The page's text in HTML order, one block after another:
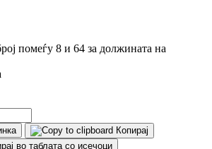
помеѓу 8 и 64 за должината на
Копирај
во таблата со исечоци